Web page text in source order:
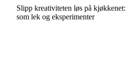
Slipp kreativiteten løs på
som lek og eksperimenter